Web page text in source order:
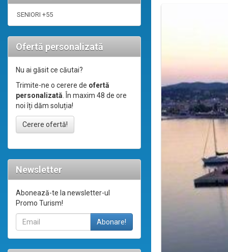
SENIORI +55
Ofertă personalizată
Nu ai găsit ce căutai?
Trimite-ne o cerere de ofertă
personalizată. În maxim 48 de ore
noi îți dăm soluția!
Cerere ofertă!
Newsletter
Abonează-te la newsletter-ul
Promo Turism!